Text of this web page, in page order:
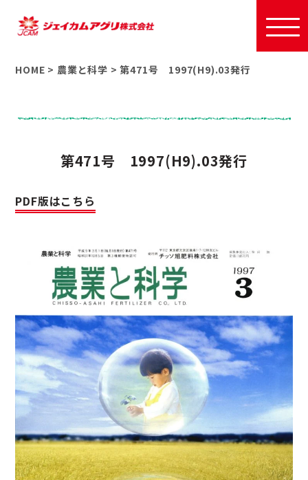
HOME > 農業と科学 >第471号 1997(H9).03発行
第471号 1997(H9).03発行
PDF版はこちら